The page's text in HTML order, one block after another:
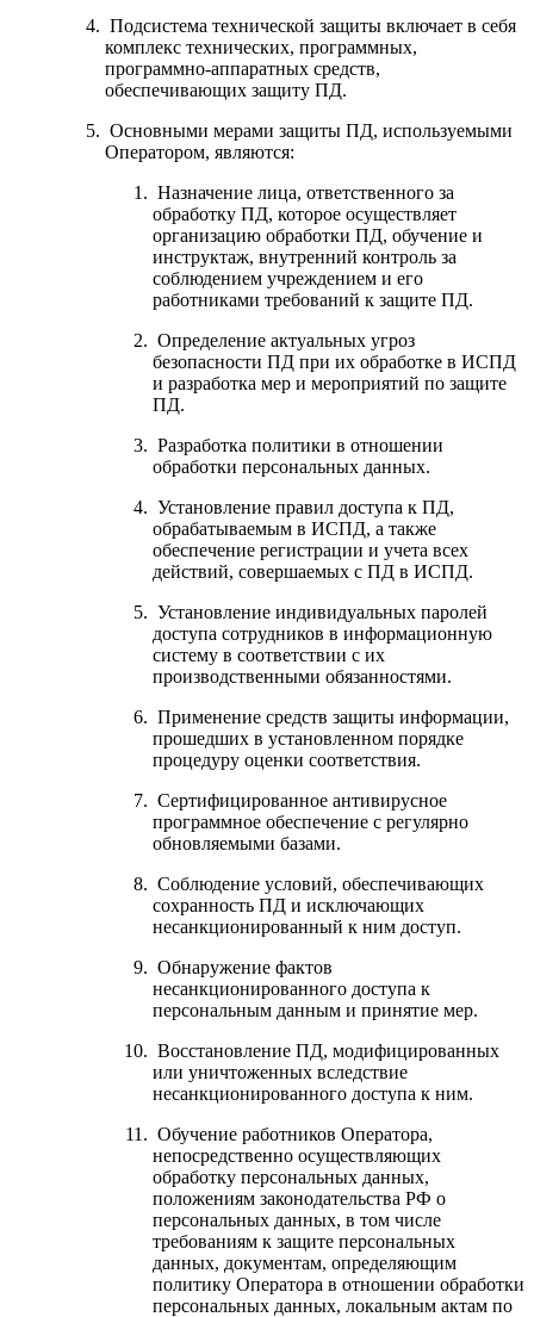
Подсистема технической защиты включает в себя
комплекс технических, программных,
программно-аппаратных средств,
обеспечивающих защиту ПД.
Основными мерами защиты ПД, используемыми
Оператором, являются:
Назначение лица, ответственного за
обработку ПД, которое осуществляет
организацию обработки ПД, обучение и
инструктаж, внутренний контроль за
соблюдением учреждением и его
работниками требований к защите ПД.
Определение актуальных угроз
безопасности ПД при их обработке в ИСПД
и разработка мер и мероприятий по защите
ПД.
Разработка политики в отношении
обработки персональных данных.
Установление правил доступа к ПД,
обрабатываемым в ИСПД, а также
обеспечение регистрации и учета всех
действий, совершаемых с ПД в ИСПД.
Установление индивидуальных паролей
доступа сотрудников в информационную
систему в соответствии с их
производственными обязанностями.
Применение средств защиты информации,
прошедших в установленном порядке
процедуру оценки соответствия.
Сертифицированное антивирусное
программное обеспечение с регулярно
обновляемыми базами.
Соблюдение условий, обеспечивающих
сохранность ПД и исключающих
несанкционированный к ним доступ.
Обнаружение фактов
несанкционированного доступа к
персональным данным и принятие мер.
Восстановление ПД, модифицированных
или уничтоженных вследствие
несанкционированного доступа к ним.
Обучение работников Оператора,
непосредственно осуществляющих
обработку персональных данных,
положениям законодательства РФ о
персональных данных, в том числе
требованиям к защите персональных
данных, документам, определяющим
политику Оператора в отношении обработки
персональных данных, локальным актам по